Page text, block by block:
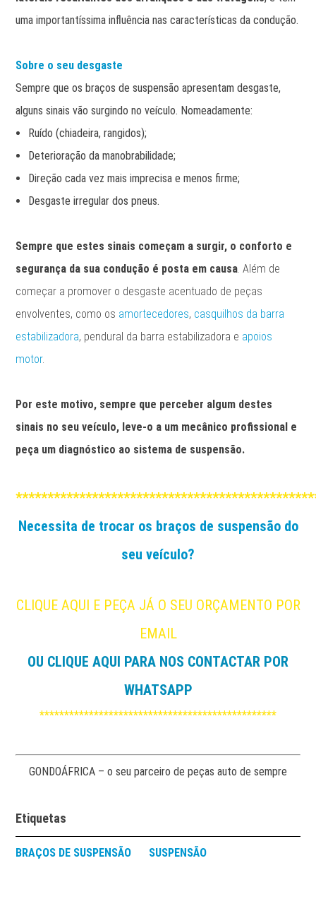
uma importantíssima influência nas características da condução.
Sobre o seu desgaste
Sempre que os braços de suspensão apresentam desgaste,
alguns sinais vão surgindo no veículo. Nomeadamente:
Ruído (chiadeira, rangidos);
Deterioração da manobrabilidade;
Direção cada vez mais imprecisa e menos firme;
Desgaste irregular dos pneus.
Sempre que estes sinais começam a surgir, o conforto e
segurança da sua condução é posta em causa . Além de
começar a promover o desgaste acentuado de peças
envolventes, como os amortecedores, casquilhos da barra
estabilizadora, pendural da barra estabilizadora e apoios
motor.
Por este motivo, sempre que perceber algum destes
sinais no seu veículo, leve-o a um mecânico profissional e
peça um diagnóstico ao sistema de suspensão.
Necessita de trocar os braços de suspensão do
seu veículo?
CLIQUE AQUI E PEÇA JÁ O SEU ORÇAMENTO POR
EMAIL
OU CLIQUE AQUI PARA NOS CONTACTAR POR
WHATSAPP
************************************************
GONDOÁFRICA – o seu parceiro de peças auto de sempre
Etiquetas
BRAÇOS DE SUSPENSÃO SUSPENSÃO